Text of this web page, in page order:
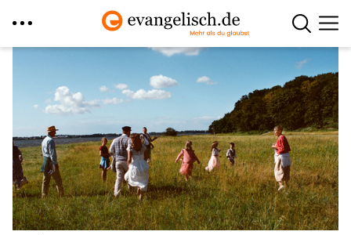
Inhalt